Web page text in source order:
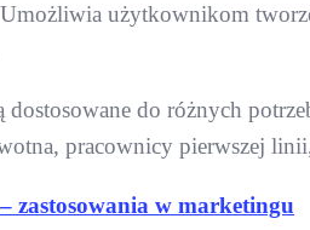
użytkownikom
do różnych
pracownicy pierwszej
zastosowania w marketingu